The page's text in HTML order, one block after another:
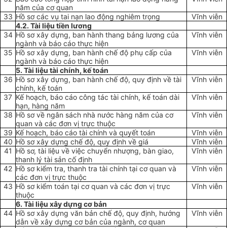
năm của cơ quan
33 Hồ sơ các vụ tai nạn lao động nghiêm trọng
Vĩnh viễn
4.2. Tài liệu tiền lương
34 Hồ sơ xây dựng, ban hành thang bảng lương của
ngành và báo cáo thực hiện
Vĩnh viễn
35 Hồ sơ xây dựng, ban hành chế độ phụ cấp của
ngành và báo cáo thực hiện
Vĩnh viễn
5. Tài liệu tài chính, kế toán
36 Hồ sơ xây dựng, ban hành chế độ, quy định về tài
chính, kế toán
Vĩnh viễn
37 Kế hoạch, báo cáo công tác tài chính, kế toán dài
hạn, hàng năm
Vĩnh viễn
38 Hồ sơ về ngân sách nhà nước hàng năm của cơ
quan và các đơn vị trực thuộc
Vĩnh viễn
39 Kế hoạch, báo cáo tài chính và quyết toán
Vĩnh viễn
40 Hồ sơ xây dựng chế độ, quy định về giá
Vĩnh viễn
41 Hồ sơ, tài liệu về việc chuyển nhượng, bàn giao,
thanh lý tài sản cố định
Vĩnh viễn
42 Hồ sơ kiểm tra, thanh tra tài chính tại cơ quan và
các đơn vị trực thuộc
Vĩnh viễn
43 Hồ sơ kiểm toán tại cơ quan và các đơn vị trực
thuộc
Vĩnh viễn
6. Tài liệu xây dựng cơ bản
44 Hồ sơ xây dựng văn bản chế độ, quy định, hướng
dẫn về xây dựng cơ bản của ngành, cơ quan
Vĩnh viễn